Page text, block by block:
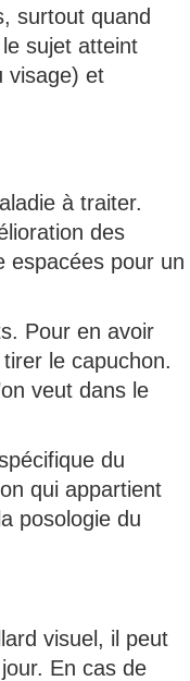
surtout quand
sujet atteint
visage) et
à traiter.
des
espacées pour un
Pour en avoir
le capuchon.
veut dans le
du
qui appartient
posologie du
visuel, il peut
En cas de